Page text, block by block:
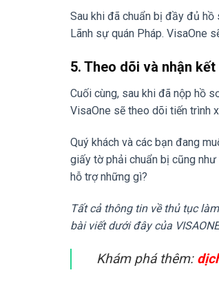
Sau khi đã chuẩn bị đầy đủ
Lãnh sự quán Pháp. VisaOne
5. Theo dõi và nhận kết
Cuối cùng, sau khi đã nộp hồ
VisaOne sẽ theo dõi tiến trình
Quý khách và các bạn đang
giấy tờ phải chuẩn bị cũng
hỗ trợ những gì?
Tất cả thông tin về thủ tục
bài viết dưới đây của
Khám phá thêm: